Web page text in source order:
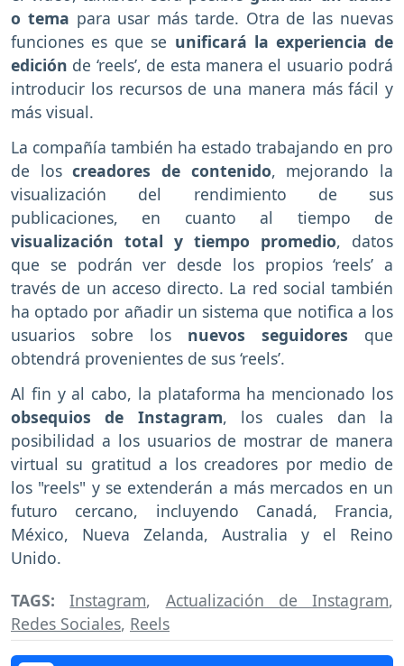
o tema para usar más tarde. Otra de las nuevas
funciones es que se unificará la experiencia de
edición de ‘reels’, de esta manera el usuario podrá
introducir los recursos de una manera más fácil y
más visual.
La compañía también ha estado trabajando en pro
de loscreadores de contenido, mejorando la
visualización del rendimiento de sus
publicaciones, en cuanto al tiempo de
visualización total y tiempo promedio, datos
que se podrán ver desde los propios ‘reels’ a
través de un acceso directo. La red social también
ha optado por añadir un sistema que notifica a los
usuarios sobre los nuevos seguidores que
obtendrá provenientes de sus ‘reels’.
Al fin y al cabo, la plataforma ha mencionado los
obsequios de Instagram, los cuales dan la
posibilidad a los usuarios de mostrar de manera
virtual su gratitud a los creadores por medio de
los "reels" y se extenderán a más mercados en un
futuro cercano, incluyendo Canadá, Francia,
México, Nueva Zelanda, Australia y el Reino
Unido.
TAGS:Instagram, Actualización de Instagram,
Redes Sociales, Reels